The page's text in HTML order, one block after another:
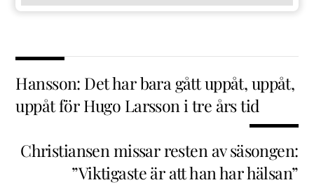
Hansson: Det har bara gått uppåt, uppåt,
uppåt för Hugo Larsson i tre års tid
Christiansen missar resten av säsongen:
”Viktigaste är att han har hälsan”